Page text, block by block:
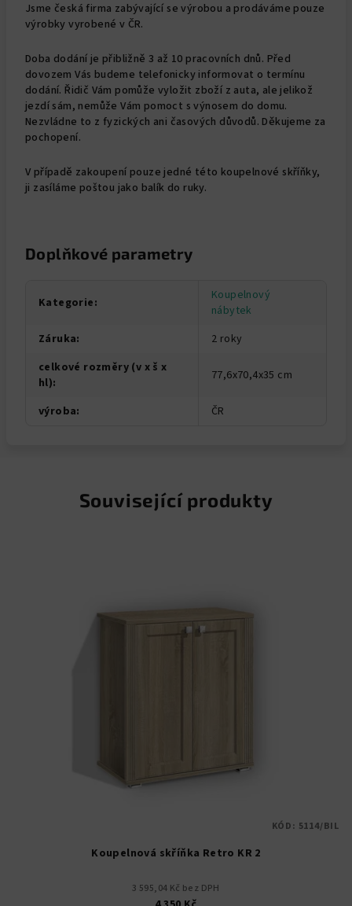
Jsme česká firma zabývající se výrobou a prodáváme pouze
výrobky vyrobené v ČR.
Doba dodání je přibližně 3 až 10 pracovních dnů. Před
dovozem Vás budeme telefonicky informovat o termínu
dodání. Řidič Vám pomůže vyložit zboží z auta, ale jelikož
jezdí sám, nemůže Vám pomoct s výnosem do domu.
Nezvládne to z fyzických ani časových důvodů. Děkujeme za
pochopení.
V případě zakoupení pouze jedné této koupelnové skříňky,
ji zasíláme poštou jako balík do ruky.
Doplňkové parametry
Kategorie:
Koupelnový
nábytek
Záruka:
2 roky
celkové rozměry (v x š x
hl): 77,6x70,4x35 cm
výroba: ČR
Související produkty
Koupelnová skříňka Retro KR 2
3 595,04 Kč bez DPH
KÓD: 5114/BIL